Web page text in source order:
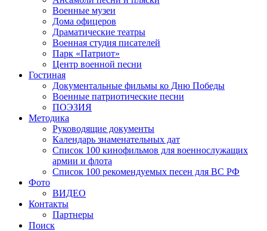
Военные музеи
Дома офицеров
Драматические театры
Военная студия писателей
Парк «Патриот»
Центр военной песни
Гостиная
Документальные фильмы ко Дню Победы
Военные патриотические песни
ПОЭЗИЯ
Методика
Руководящие документы
Календарь знаменательных дат
Список 100 кинофильмов для военнослужащих
армии и флота
Список 100 рекомендуемых песен для ВС РФ
Фото
ВИДЕО
Контакты
Партнеры
Поиск